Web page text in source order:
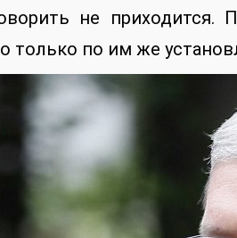
не приходится.
только по им же